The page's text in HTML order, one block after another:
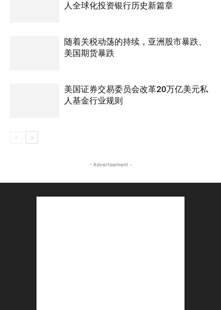
人全球化投资银行历史新篇章
随着关税动荡的持续，亚洲股市暴跌、
美国期货暴跌
美国证券交易委员会改革20万亿美元私
人基金行业规则
- Advertisement -